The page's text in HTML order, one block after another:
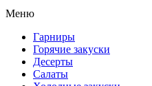
Меню
Гарниры
Горячие закуски
Десерты
Салаты